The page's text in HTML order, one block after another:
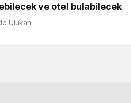
ve otel bulabilecek
Ulukan